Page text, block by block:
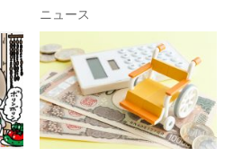
ぐ「揺れる一粒」の使い分
け方
ニュース